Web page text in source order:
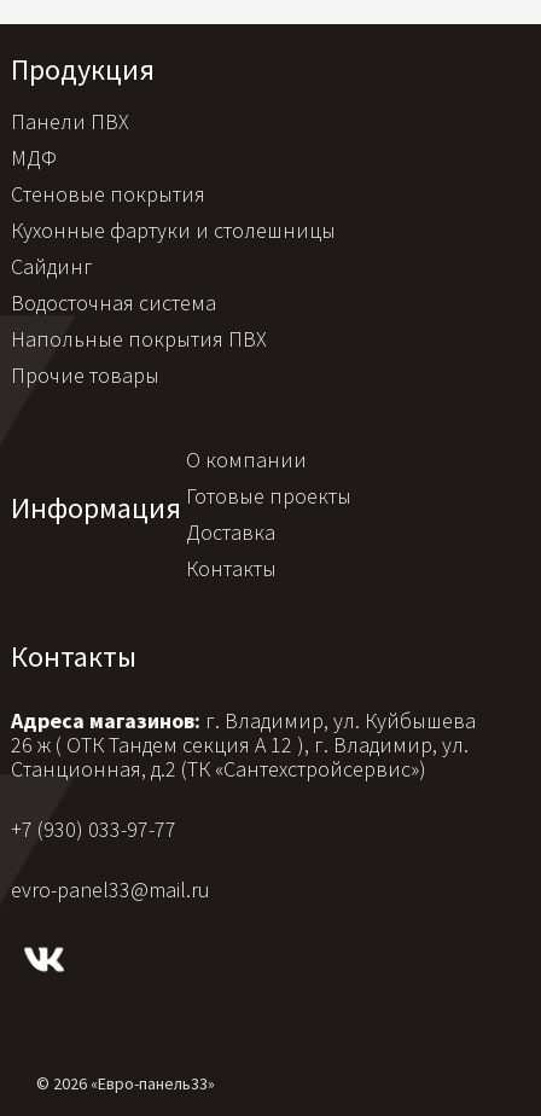
Продукция
Панели ПВХ
МДФ
Стеновые покрытия
Кухонные фартуки и столешницы
Сайдинг
Водосточная система
Напольные покрытия ПВХ
Прочие товары
Информация
О компании
Готовые проекты
Доставка
Контакты
Контакты
Адреса магазинов: г. Владимир, ул. Куйбышева
26 ж ( ОТК Тандем секция А 12 ), г. Владимир, ул.
Станционная, д.2 (ТК «Сантехстройсервис»)
+7 (930) 033-97-77
evro-panel33@mail.ru
© 2026 «Евро-панель33»